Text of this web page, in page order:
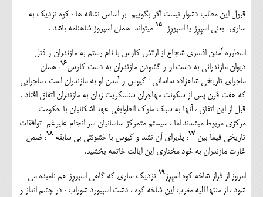
قبول این مطلب دشوار نیست اگر بگوییم بر اساس نشانه ها ، کوه نزدیک به
ساری یعنی اسپِرِز یا اسپورِز
۱۵ میتواند همان اسپروز شاهنامه باشد .
اسطوره آمدن افسری شجاع از ارتش کاوس با نام رستم به مازندران و قتل
دیوان مازندرانی به دست او و گشودن مازندران به دست کاوس۱۶، همان
ماجرای تاریخی شاهزاده ساسانی ؛ کیوس و آمدن او به مازندران است ، ماجرایی
که هفت قرن پس از سکونت مهاجران سنسکریت زبان به مازندران اتفاق افتاد .
قبل از این اتفاق ، آنها به سبک ملوک الطوایفی عهد اشکانیان با حکومت
مرکزی مربوط میشدند اما ، سیستم متمرکز ساسانیان سر انجام علیرغم توافقات
تاریخی فیما بین ۱۷، پذیرای آن نشد و کیوس با خشونتی بی سابقه ۱۸، ضمن
غارت مازندران به خود مختاری این ایالت خاتمه بخشید.
امروز از فراز شاخه کوه اسپِرِز ۱۹ نزدیک ساری که گاهی اسپورِز هم نامیده می
شود ، از منتها الیه مغرب این شاخه کوه ، دشت اسپیورد شوراب ، در چشم انداز و